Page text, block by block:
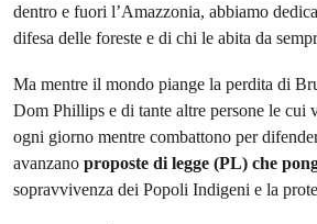
dentro e fuori l’Amazzonia, abbiamo
difesa delle foreste e di chi le abita da
Ma mentre il mondo piange la perdita di
Dom Phillips e di tante altre persone le cui
ogni giorno mentre combattono per
avanzano proposte di legge (PL) che
sopravvivenza dei Popoli Indigeni e la